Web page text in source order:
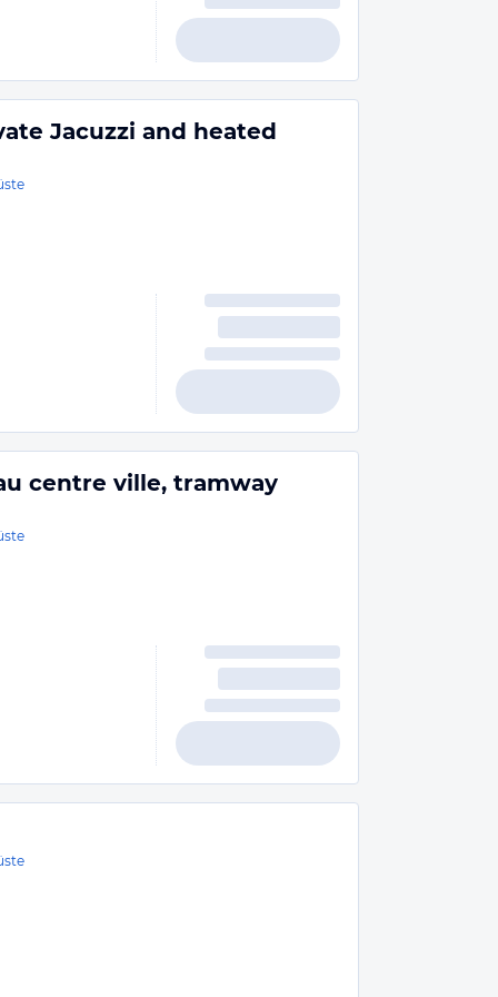
Jacuzzi and heated
centre ville, tramway